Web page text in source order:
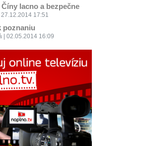
lacno a bezpečne
17:51
poznaniu
| 02.05.2014 16:09